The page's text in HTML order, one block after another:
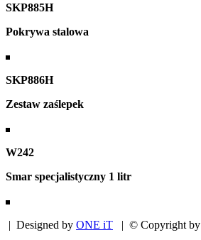
SKP885H
Pokrywa stalowa
SKP886H
Zestaw zaślepek
W242
Smar specjalistyczny 1 litr
| Designed by ONE iT | © Copyright by